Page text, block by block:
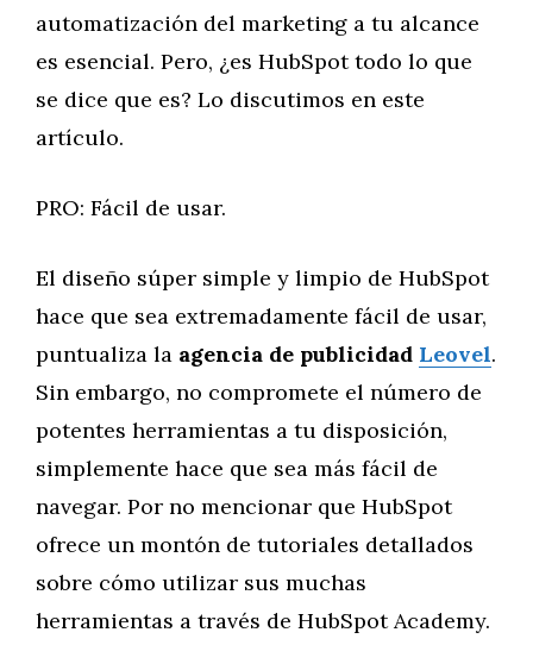
automatización del marketing a tu alcance
es esencial. Pero, ¿es HubSpot todo lo que
se dice que es? Lo discutimos en este
artículo.
PRO: Fácil de usar.
El diseño súper simple y limpio de HubSpot
hace que sea extremadamente fácil de usar,
puntualiza la agencia de publicidad Leovel.
Sin embargo, no compromete el número de
potentes herramientas a tu disposición,
simplemente hace que sea más fácil de
navegar. Por no mencionar que HubSpot
ofrece un montón de tutoriales detallados
sobre cómo utilizar sus muchas
herramientas a través de HubSpot Academy.